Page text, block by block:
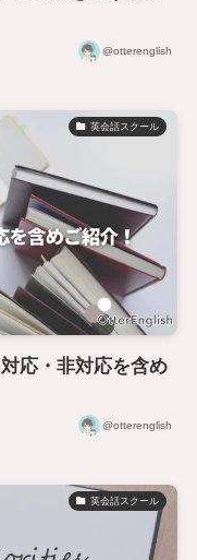
@otterenglish
英会話スクール
応・非対応を含め
@otterenglish
英会話スクール